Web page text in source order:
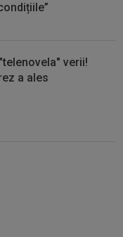
verii!
a ales